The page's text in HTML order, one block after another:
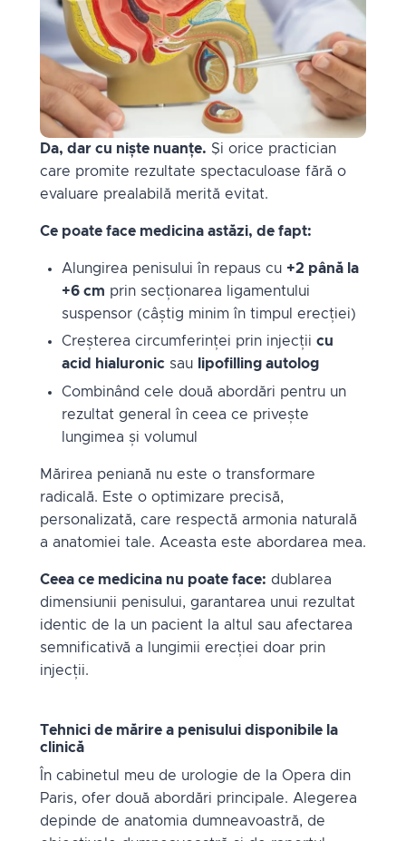
Da, dar cu niște nuanțe. Și orice practician
care promite rezultate spectaculoase fără o
evaluare prealabilă merită evitat.
Ce poate face medicina astăzi, de fapt:
Alungirea penisului în repaus cu +2 până la
+6 cm prin secționarea ligamentului
suspensor (câștig minim în timpul erecției)
Creșterea circumferinței prin injecții cu
acid hialuronic sau
lipofilling autolog
Combinând cele două abordări pentru un
rezultat general în ceea ce privește
lungimea și volumul
Mărirea peniană nu este o transformare
radicală. Este o optimizare precisă,
personalizată, care respectă armonia naturală
a anatomiei tale. Aceasta este abordarea mea.
Ceea ce medicina nu poate face: dublarea
dimensiunii penisului, garantarea unui rezultat
identic de la un pacient la altul sau afectarea
semnificativă a lungimii erecției doar prin
injecții.
Tehnici de mărire a penisului disponibile la
clinică
În cabinetul meu de urologie de la Opera din
Paris, ofer două abordări principale. Alegerea
depinde de anatomia dumneavoastră, de